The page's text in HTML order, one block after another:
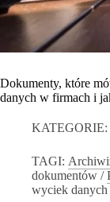
Dokumenty, które
danych w firmach i
KATEGORIE:
TAGI:
dokumentów /
wyciek danych